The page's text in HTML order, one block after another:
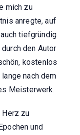
mich zu
anregte, auf
tiefgründig
den Autor
kostenlos
nach dem
Meisterwerk.
Herz zu
und